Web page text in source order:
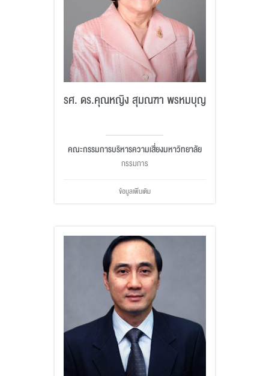
รศ. ดร.คุณหญิง สุมณฑา พรหมบุญ
คณะกรรมการบริหารความเสี่ยงมหาวิทยาลัย
กรรมการ
ข้อมูลเพิ่มเติม